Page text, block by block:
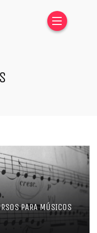
PARA MÚSICOS